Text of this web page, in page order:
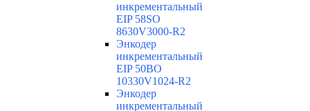
инкрементальный
EIP 58SO
8630V3000-R2
Энкодер
инкрементальный
EIP 50BO
10330V1024-R2
Энкодер
инкрементальный